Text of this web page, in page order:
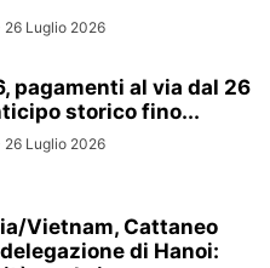
26 Luglio 2026
pagamenti al via dal 26
storico fino...
26 Luglio 2026
Vietnam, Cattaneo
di Hanoi: